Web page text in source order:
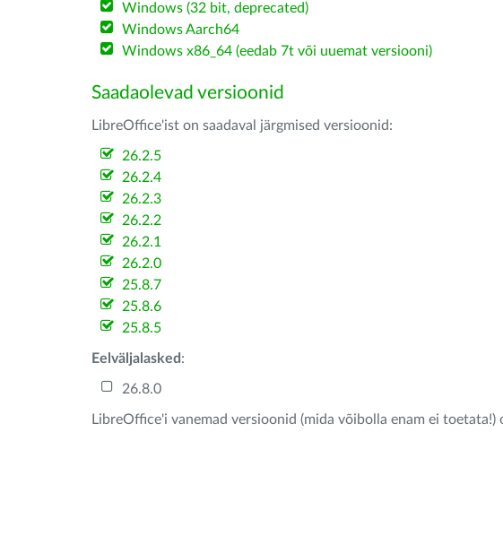
Windows (32 bit, deprecated)
Windows Aarch64
Windows x86_64 (eedab 7t või uuemat versiooni)
Saadaolevad versioonid
LibreOffice'ist on saadaval järgmised versioonid:
26.2.5
26.2.4
26.2.3
26.2.2
26.2.1
26.2.0
25.8.7
25.8.6
25.8.5
Eelväljalasked :
26.8.0
LibreOffice'i vanemad versioonid (mida võibolla enam ei toetata!)